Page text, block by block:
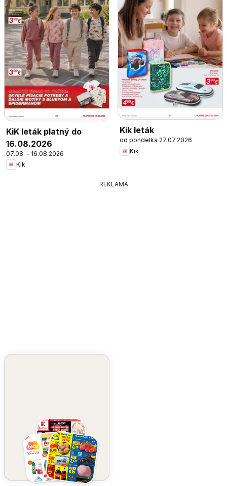
KiK leták platný do
16.08.2026
07.08. - 16.08.2026
Kik
Kik leták
od pondelka 27.07.2026
Kik
REKLAMA